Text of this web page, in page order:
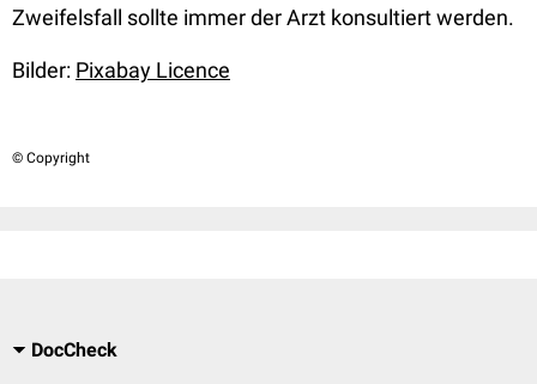
Zweifelsfall sollte immer der Arzt konsultiert werden.
Bilder: Pixabay Licence
© Copyright
DocCheck